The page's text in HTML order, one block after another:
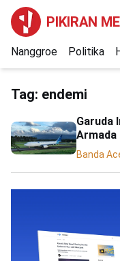
PIKIRAN
Nanggroe Politika
Tag: endemi
Garuda
Banda